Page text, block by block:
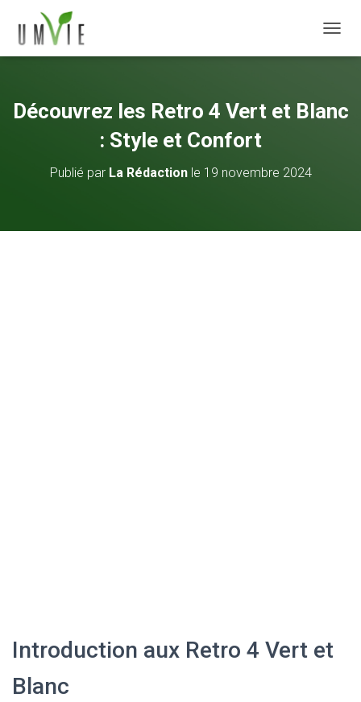
Découvrez les Retro 4 Vert et Blanc
: Style et Confort
Publié par La Rédactionle 19 novembre 2024
Introduction aux Retro 4 Vert et
Blanc